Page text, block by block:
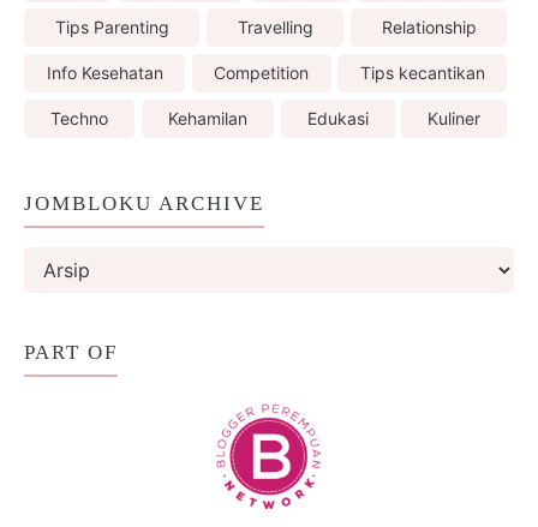
Tips Parenting Travelling Relationship
Info Kesehatan Competition Tips kecantikan
Techno Kehamilan Edukasi Kuliner
JOMBLOKU ARCHIVE
PART OF